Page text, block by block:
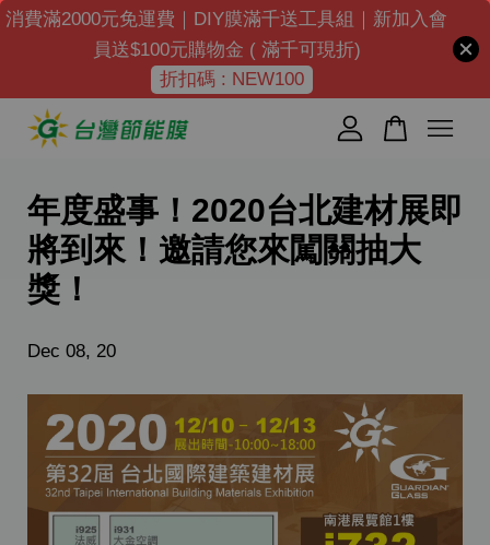
消費滿2000元免運費｜DIY膜滿千送工具組｜新加入會
員送$100元購物金 ( 滿千可現折)
折扣碼 : NEW100
年度盛事！2020台北建材展即
將到來！邀請您來闖關抽大
獎！
Dec 08, 20
您的購物車目前還是空的。